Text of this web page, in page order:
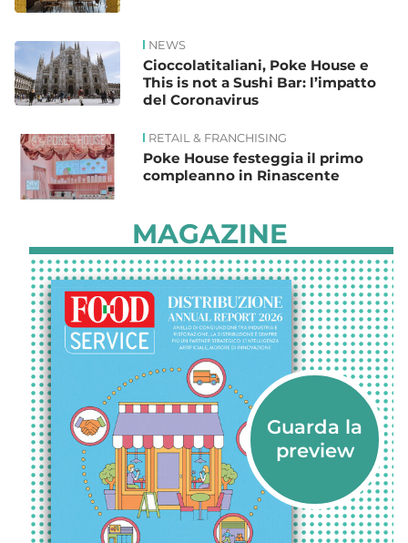
NEWS
Cioccolatitaliani, Poke House e
This is not a Sushi Bar: l’impatto
del Coronavirus
RETAIL & FRANCHISING
Poke House festeggia il primo
compleanno in Rinascente
MAGAZINE